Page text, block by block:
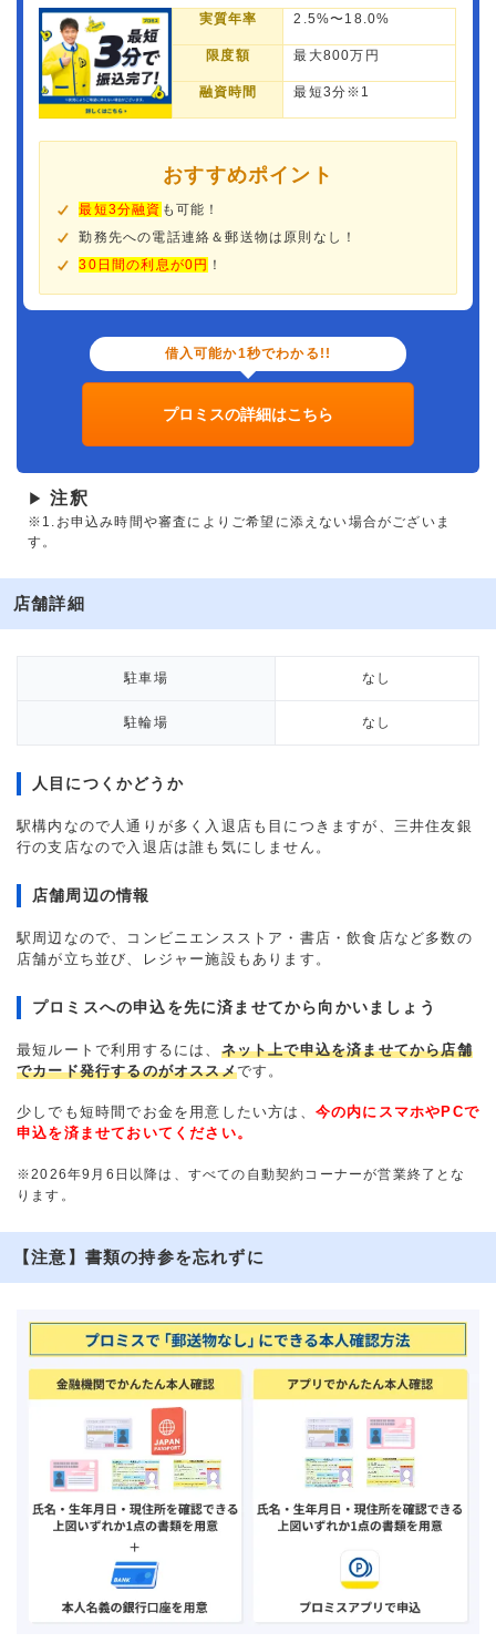
実質年率 2.5%〜18.0%
限度額 最大800万円
融資時間 最短3分※1
おすすめポイント
最短3分融資 も可能！
勤務先への電話連絡＆郵送物は原則なし！
30日間の利息が0円 ！
借入可能か1秒でわかる!!
プロミスの詳細はこちら
▶ 注釈
※1.お申込み時間や審査によりご希望に添えない場合がございま
す。
店舗詳細
駐車場 なし
駐輪場 なし
人目につくかどうか
駅構内なので人通りが多く入退店も目につきますが、三井住友銀
行の支店なので入退店は誰も気にしません。
店舗周辺の情報
駅周辺なので、コンビニエンスストア・書店・飲食店など多数の
店舗が立ち並び、レジャー施設もあります。
プロミスへの申込を先に済ませてから向かいましょう
最短ルートで利用するには、 ネット上で申込を済ませてから店舗
でカード発行するのがオススメです。
少しでも短時間でお金を用意したい方は、 今の内にスマホやPCで
申込を済ませておいてください。
※2026年9月6日以降は、すべての自動契約コーナーが営業終了とな
ります。
【注意】書類の持参を忘れずに